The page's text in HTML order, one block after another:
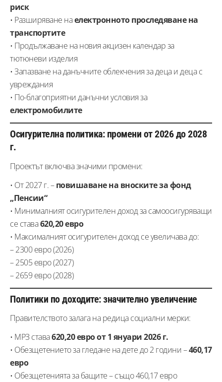
риск
• Разширяване наелектронното проследяване на
транспортите
• Продължаване на новия акцизен календар за
тютюневи изделия
• Запазване на данъчните облекчения за деца и деца с
увреждания
• По-благоприятни данъчни условия за
електромобилите
Осигурителна политика: промени от 2026 до 2028
г.
Проектът включва значими промени:
• От 2027 г. –повишаване на вноските за фонд
„Пенсии“
• Минималният осигурителен доход за самоосигуряващи
се става620,20 евро
• Максималният осигурителен доход се увеличава до:
– 2300 евро (2026)
– 2505 евро (2027)
– 2659 евро (2028)
Политики по доходите: значително увеличение
Правителството залага на редица социални мерки:
• МРЗ става620,20 евро от 1 януари 2026 г.
• Обезщетението за гледане на дете до 2 години –460,17
евро
• Обезщетенията за бащите – също 460,17 евро